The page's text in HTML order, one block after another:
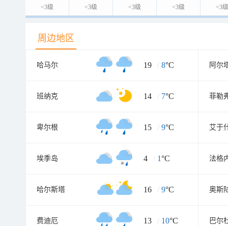
<3级 <3级 <3级 <3级 <3级
周边地区
哈马尔 19 / 8°C 阿尔
班纳克 14 / 7°C 菲勒
卑尔根 15 / 9°C 艾于
埃季岛 4 / 1°C 法格
哈尔斯塔 16 / 9°C 奥斯
费迪厄 13 / 10°C 巴尔